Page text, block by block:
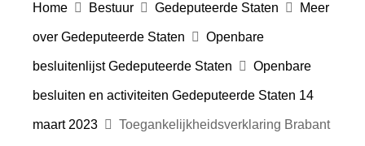
Home Bestuur Gedeputeerde Staten Meer
over Gedeputeerde Staten Openbare
besluitenlijst Gedeputeerde Staten Openbare
besluiten en activiteiten Gedeputeerde Staten 14
maart 2023 Toegankelijkheidsverklaring Brabant